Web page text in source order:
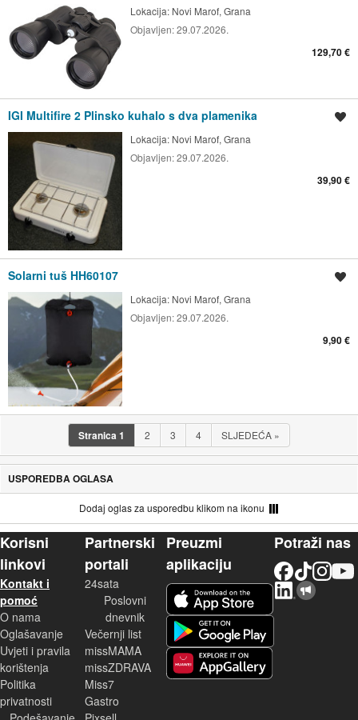
Lokacija: Novi Marof, Grana
Objavljen:29.07.2026.
129,70 €
IGI Multifire 2 Plinsko kuhalo s dva plamenika
Lokacija: Novi Marof, Grana
Objavljen:29.07.2026.
39,90 €
Solarni tuš HH60107
Lokacija: Novi Marof, Grana
Objavljen:29.07.2026.
9,90 €
Stranica 1 2 3 4 SLJEDEĆA »
USPOREDBA OGLASA
Dodaj oglas za usporedbu klikom na ikonu
Korisni
linkovi
Kontakt i
pomoć
O nama
Oglašavanje
Uvjeti i pravila
korištenja
Politika
privatnosti
Partnerski
portali
24sata
Poslovni
dnevnik
Večernji list
missMAMA
missZDRAVA
Miss7
Gastro
Preuzmi
aplikaciju
Potraži nas